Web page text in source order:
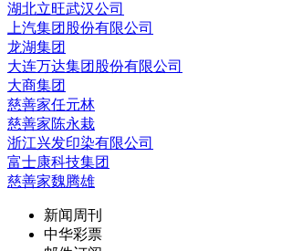
湖北立旺武汉公司
上汽集团股份有限公司
龙湖集团
大连万达集团股份有限公司
大商集团
慈善家任元林
慈善家陈永栽
浙江兴发印染有限公司
富士康科技集团
慈善家魏腾雄
新闻周刊
中华彩票